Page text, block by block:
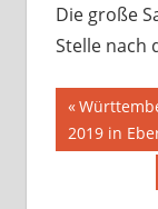
Die große
Stelle nach
Vorheriger
Beitrag:
2019 in